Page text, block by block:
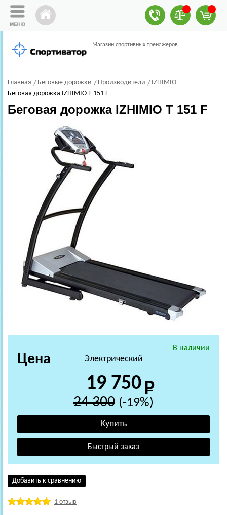
Магазин спортивных тренажеров
Главная Беговые дорожки Производители
IZHIMIO
Беговая дорожка IZHIMIO T 151 F
Беговая дорожка IZHIMIO T 151 F
В наличии
Электрический
Цена
19 750
24 300 (-19%)
Добавить к сравнению
1 отзыв